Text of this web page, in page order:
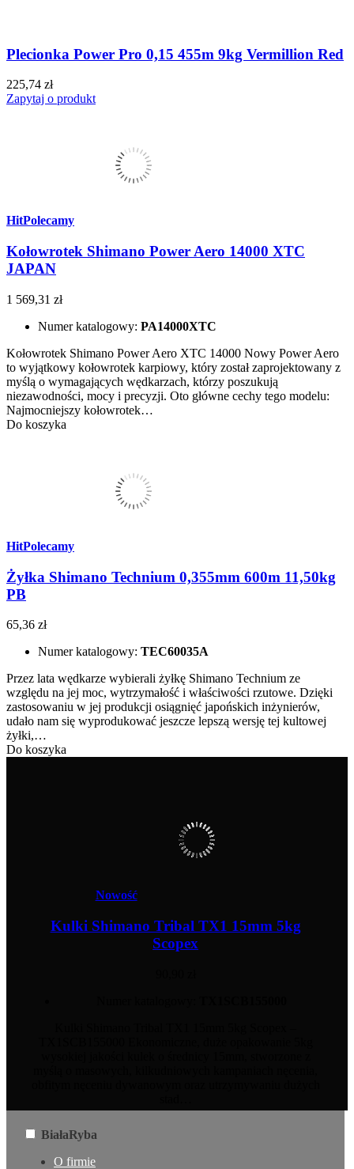
Plecionka Power Pro 0,15 455m 9kg Vermillion Red
225,74 zł
Zapytaj o produkt
HitPolecamy
Kołowrotek Shimano Power Aero 14000 XTC
JAPAN
1 569,31 zł
Numer katalogowy: PA14000XTC
Kołowrotek Shimano Power Aero XTC 14000 Nowy Power Aero
to wyjątkowy kołowrotek karpiowy, który został zaprojektowany z
myślą o wymagających wędkarzach, którzy poszukują
niezawodności, mocy i precyzji. Oto główne cechy tego modelu:
Najmocniejszy kołowrotek…
Do koszyka
HitPolecamy
Żyłka Shimano Technium 0,355mm 600m 11,50kg
PB
65,36 zł
Numer katalogowy: TEC60035A
Przez lata wędkarze wybierali żyłkę Shimano Technium ze
względu na jej moc, wytrzymałość i właściwości rzutowe. Dzięki
zastosowaniu w jej produkcji osiągnięć japońskich inżynierów,
udało nam się wyprodukować jeszcze lepszą wersję tej kultowej
żyłki,…
Do koszyka
Nowość
Kulki Shimano Tribal TX1 15mm 5kg
Scopex
BiałaRyba
O firmie